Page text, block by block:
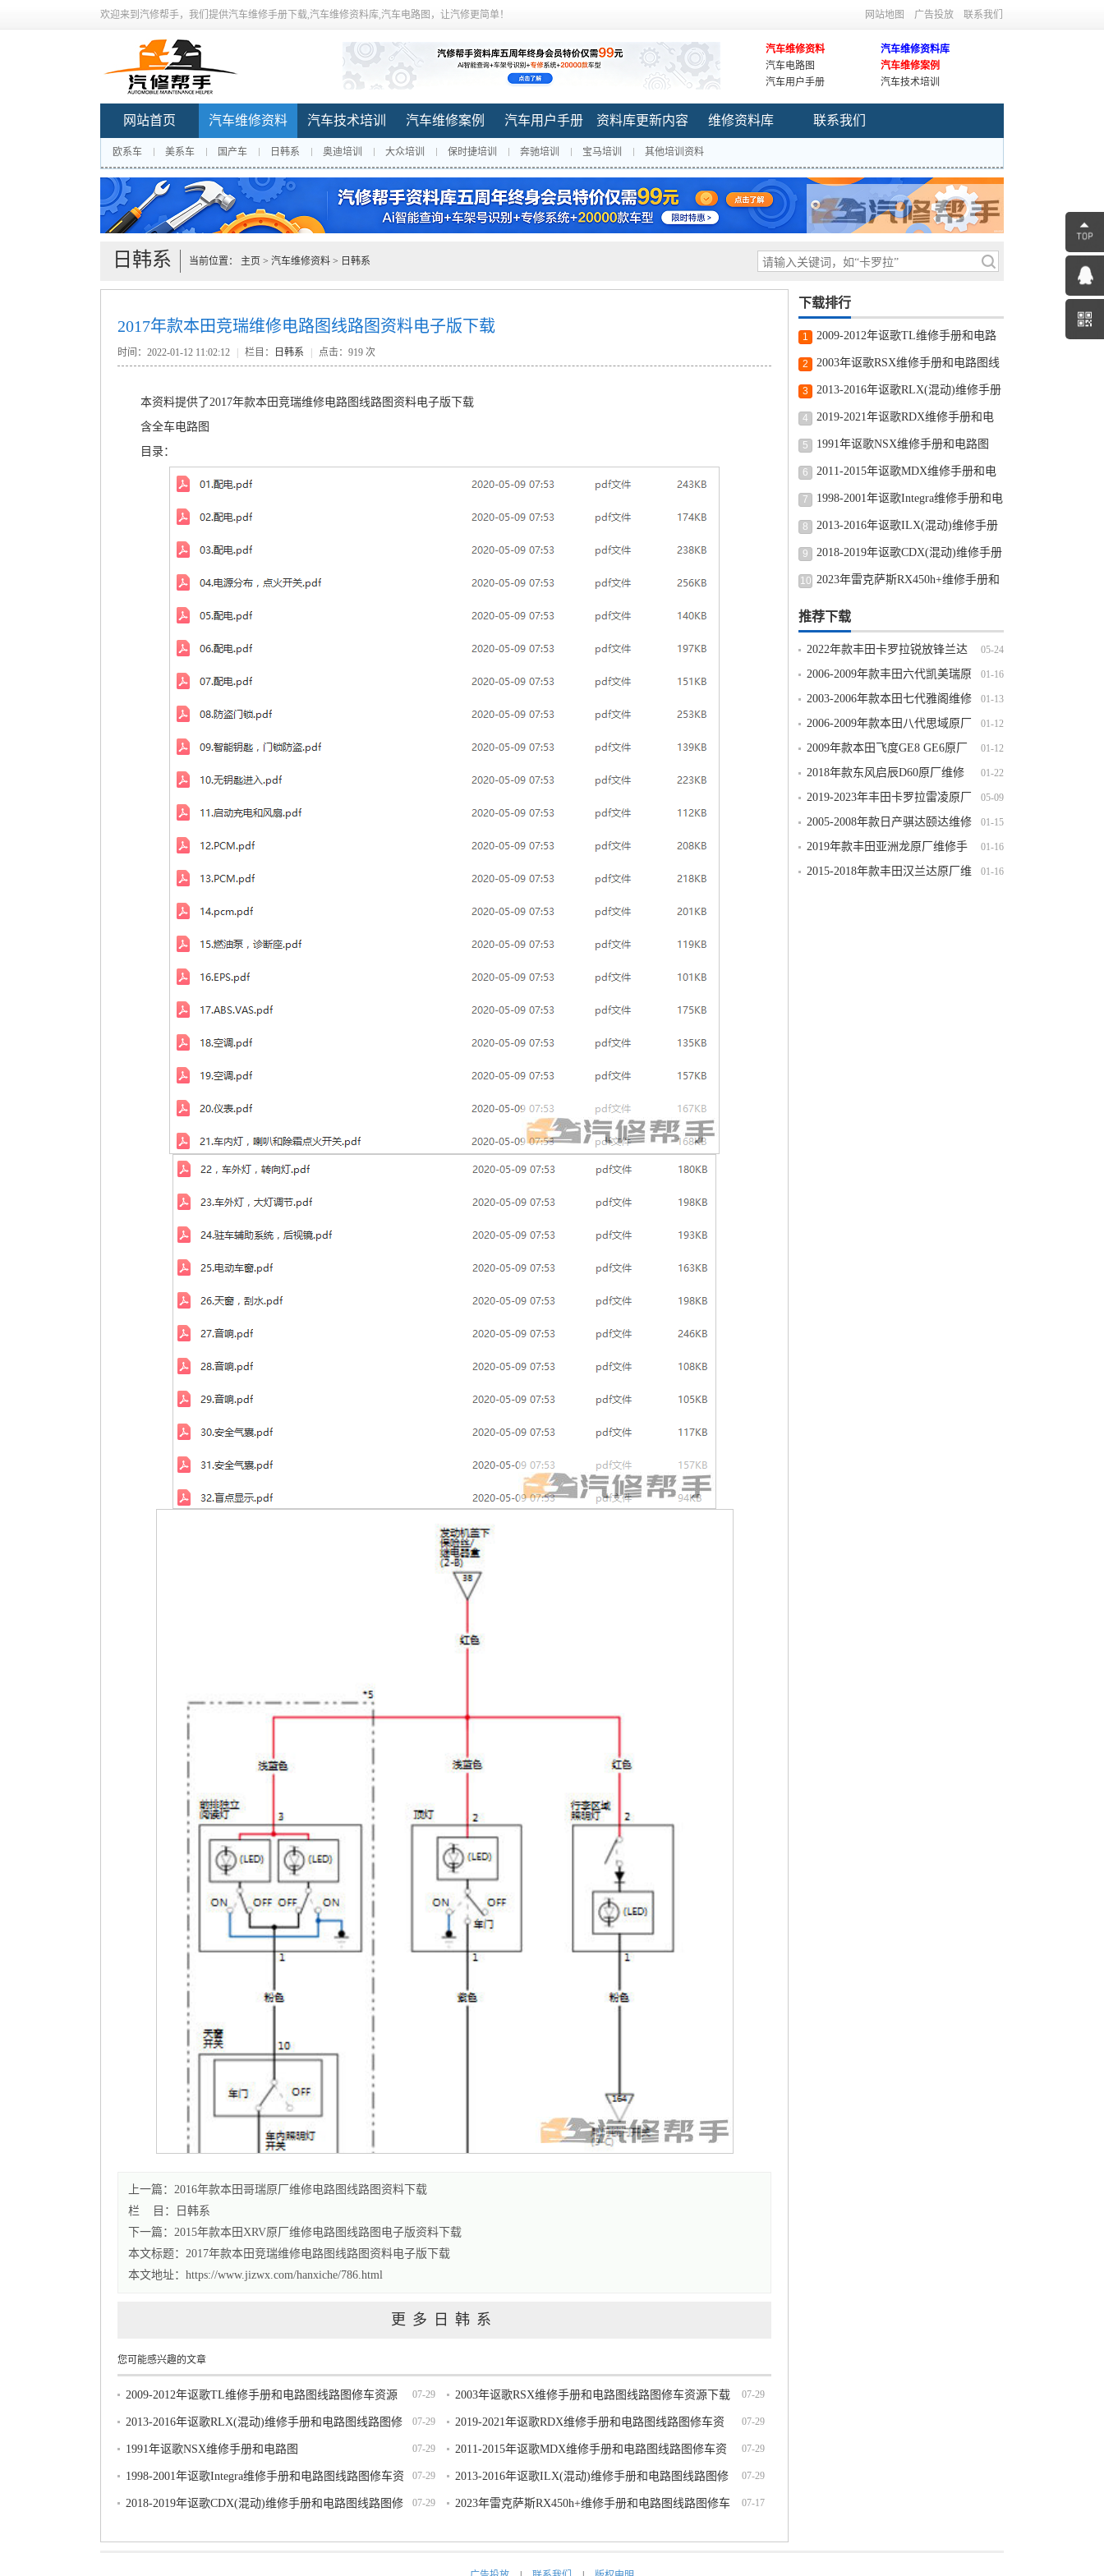
欢迎来到汽修帮手，我们提供汽车维修手册下载,汽车维修资料库,汽车电路图，让汽修更简单！ 网站地图 广告投放 联系我们
汽车维修资料
汽车维修资料库
汽车电路图
汽车维修案例
汽车用户手册
汽车技术培训
网站首页 汽车维修资料 汽车技术培训 汽车维修案例 汽车用户手册 资料库更新内容 维修资料库 联系我们
欧系车 美系车 国产车 日韩系 奥迪培训 大众培训 保时捷培训 奔驰培训 宝马培训 其他培训资料
日韩系 当前位置： 主页 > 汽车维修资料 > 日韩系
2017年款本田竞瑞维修电路图线路图资料电子版下载
时间：2022-01-12 11:02:12 栏目： 日韩系 点击： 919 次
本资料提供了2017年款本田竞瑞维修电路图线路图资料电子版下载
含全车电路图
目录：
上一篇：2016年款本田哥瑞原厂维修电路图线路图资料下载
栏 目：
日韩系
下一篇：2015年款本田XRV原厂维修电路图线路图电子版资料下载
本文标题： 2017年款本田竞瑞维修电路图线路图资料电子版下载
本文地址：https://www.jizwx.com/hanxiche/786.html
更多日韩系
您可能感兴趣的文章
07-29
2009-2012年讴歌TL维修手册和电路图线路图修车资源
下载
07-29
2003年讴歌RSX维修手册和电路图线路图修车资源下载
07-29
2013-2016年讴歌RLX(混动)维修手册和电路图线路图修
车资源下载
07-29
2019-2021年讴歌RDX维修手册和电路图线路图修车资
源下载
07-29
1991年讴歌NSX维修手册和电路图 07-29
2011-2015年讴歌MDX维修手册和电路图线路图修车资
源下载
07-29
1998-2001年讴歌Integra维修手册和电路图线路图修车资
源下载
07-29
2013-2016年讴歌ILX(混动)维修手册和电路图线路图修
车资源下载
07-29
2018-2019年讴歌CDX(混动)维修手册和电路图线路图修 07-17
2023年雷克萨斯RX450h+维修手册和电路图线路图修车
下载排行
1
2009-2012年讴歌TL维修手册和电路
图线路图修车资源下载
2
2003年讴歌RSX维修手册和电路图线
路图修车资源下载
3
2013-2016年讴歌RLX(混动)维修手册
和电路图线路图修车资源下载
4
2019-2021年讴歌RDX维修手册和电
路图线路图修车资源下载
5 1991年讴歌NSX维修手册和电路图
6
2011-2015年讴歌MDX维修手册和电
路图线路图修车资源下载
7
1998-2001年讴歌Integra维修手册和电
路图线路图修车资源下载
8
2013-2016年讴歌ILX(混动)维修手册
和电路图线路图修车资源下载
9
2018-2019年讴歌CDX(混动)维修手册
和电路图线路图修车资源下载
10 2023年雷克萨斯RX450h+维修手册和
推荐下载
05-24
2022年款丰田卡罗拉锐放锋兰达
原厂维修手册电路图线路资料下载
01-16
2006-2009年款丰田六代凯美瑞原
厂维修手册电路图线路图资料下载
01-13
2003-2006年款本田七代雅阁维修
手册电路图线路图资料下载
01-12
2006-2009年款本田八代思域原厂
维修手册电路图线路图资料下载
01-12
2009年款本田飞度GE8 GE6原厂
维修手册电路图线路图资料下载含发动
机变速箱正时
01-22
2018年款东风启辰D60原厂维修
手册电路图线路图资料下载
05-09
2019-2023年丰田卡罗拉雷凌原厂
维修手册电路图线路接线图资料下载01-15
2005-2008年款日产骐达颐达维修
手册电路图线路图资料下载（完整版）
01-16
2019年款丰田亚洲龙原厂维修手
册电路图线路图资料下载（含汽油版混
01-16
2015-2018年款丰田汉兰达原厂维